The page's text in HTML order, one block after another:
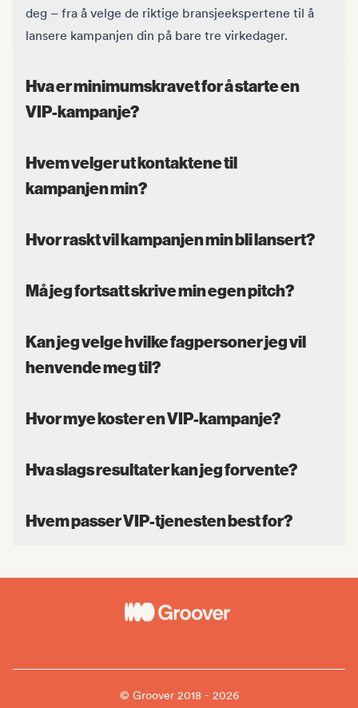
deg – fra å velge de riktige bransjeekspertene til å
lansere kampanjen din på bare tre virkedager.
Hva er minimumskravet for å starte en
VIP-kampanje?
Hvem velger ut kontaktene til
kampanjen min?
Hvor raskt vil kampanjen min bli lansert?
Må jeg fortsatt skrive min egen pitch?
Kan jeg velge hvilke fagpersoner jeg vil
henvende meg til?
Hvor mye koster en VIP-kampanje?
Hva slags resultater kan jeg forvente?
Hvem passer VIP-tjenesten best for?
© Groover 2018 - 2026